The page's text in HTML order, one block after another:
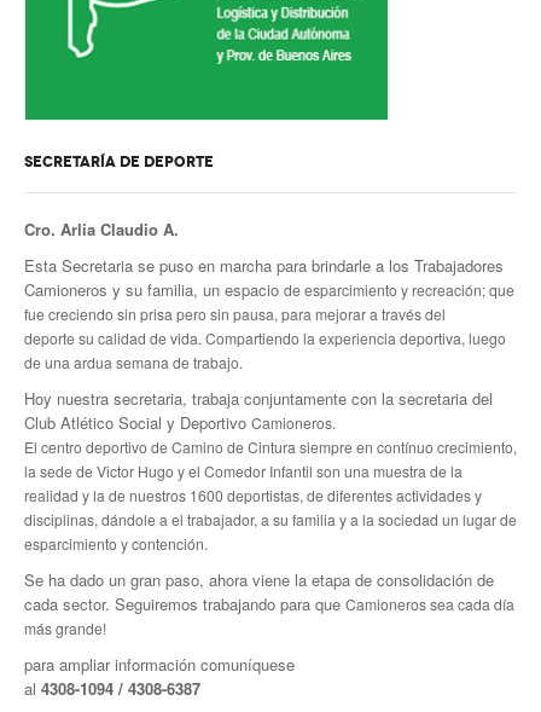
Impresión de boletas
Inscripción y reempadronamiento
Contribución solidaria
Hoteles y cabañas
Campings y recreos
Viaje de bodas
Camioneritos
Jubilados
Gremiales
Salarios
Escalas salariales
Escalas desde 1969
SECRETARÍA DE DEPORTE
Cro. Arlia Claudio A.
Esta Secretaria se puso en marcha para brindarle a los Trabajadores
Camioneros y su familia, un espacio de esparcimiento y recreación; que
fue creciendo sin prisa pero sin pausa, para mejorar a través del
deportesu calidad de vida. Compartiendo la experiencia deportiva, luego
de una ardua semana de trabajo.
Hoy nuestra secretaria, trabaja conjuntamente con la secretaria del
Club Atlético Social y Deportivo Camioneros.
El centro deportivo de Camino de Cintura siempre en contínuo crecimiento,
la sede de Victor Hugo y el Comedor Infantil son una muestra de la
realidad y la de nuestros 1600 deportistas, de diferentes actividades y
disciplinas, dándole a el trabajador, a su familia y a la sociedad un lugar de
esparcimiento y contención.
Se ha dado un gran paso, ahora viene la etapa de consolidación de
cada sector. Seguiremos trabajando para que Camioneros sea cada día
más grande!
para ampliar información comuníquese
al 4308-1094 / 4308-6387